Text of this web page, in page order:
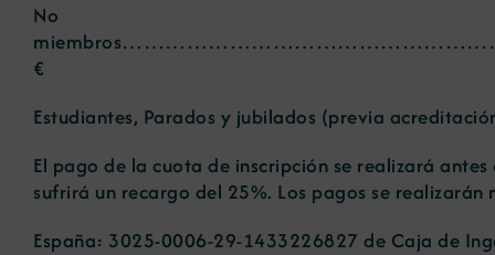
No
€
Estudiantes, Parados y jubilados
El pago de la cuota de inscripción se realizará
sufrirá un recargo del 25%. Los pagos se
España: 3025-0006-29-1433226827 de Caja de